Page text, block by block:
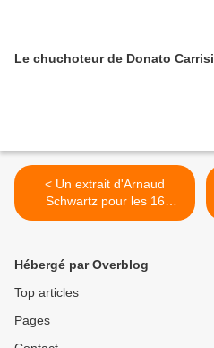
Le chuchoteur de Donato Carrisi
< Un extrait d'Arnaud
Schwartz pour les 16
prochains mois
Hébergé par Overblog
Top articles
Pages